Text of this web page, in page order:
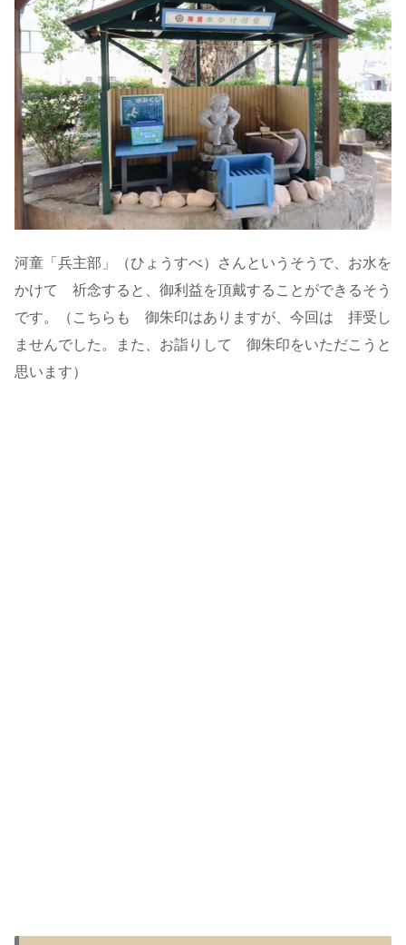
河童「兵主部」（ひょうすべ）さんというそうで、お水を
かけて 祈念すると、御利益を頂戴することができるそう
です。（こちらも 御朱印はありますが、今回は 拝受し
ませんでした。また、お詣りして 御朱印をいただこうと
思います）